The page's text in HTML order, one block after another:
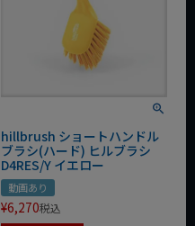
hillbrush ショートハンドル
ブラシ(ハード) ヒルブラシ
D4RES/Y イエロー
動画あり
¥6,270税込